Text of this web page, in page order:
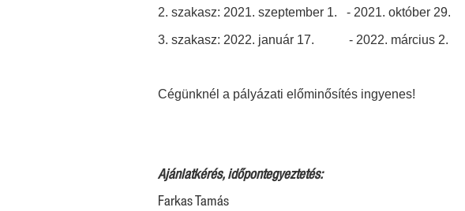
2. szakasz: 2021. szeptember 1. - 2021. október 29.
3. szakasz: 2022. január 17. - 2022. március 2.
Cégünknél a pályázati előminősítés ingyenes!
Ajánlatkérés, időpontegyeztetés:
Farkas Tamás